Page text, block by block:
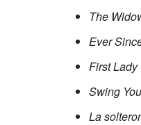
The
Ever
First Lady
Swing
La